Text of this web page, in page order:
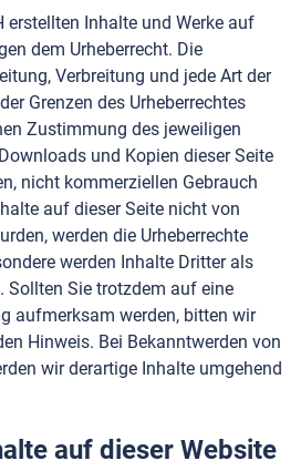
erstellten Inhalte und Werke auf
dem Urheberrecht. Die
Verbreitung und jede Art der
Grenzen des Urheberrechtes
Zustimmung des jeweiligen
und Kopien dieser Seite
nicht kommerziellen Gebrauch
auf dieser Seite nicht von
werden die Urheberrechte
werden Inhalte Dritter als
Sollten Sie trotzdem auf eine
aufmerksam werden, bitten wir
Hinweis. Bei Bekanntwerden von
wir derartige Inhalte umgehend
auf dieser Website